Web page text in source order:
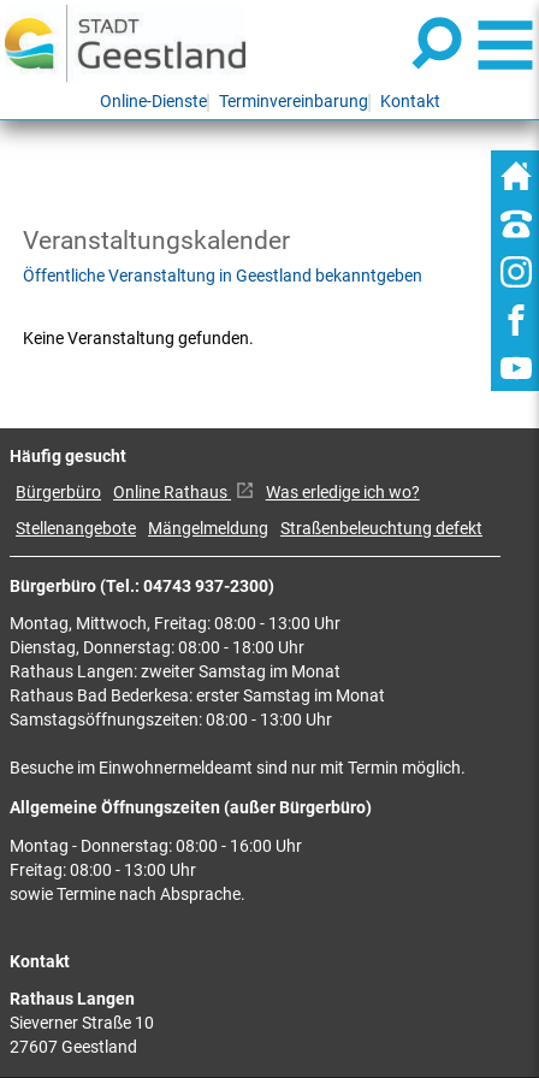
Online-Dienste Terminvereinbarung Kontakt
Veranstaltungskalender
Öffentliche Veranstaltung in Geestland bekanntgeben
Keine Veranstaltung gefunden.
Bürgerbüro (Tel.: 04743 937-2300)
Montag, Mittwoch, Freitag: 08:00 - 13:00 Uhr
Dienstag, Donnerstag: 08:00 - 18:00 Uhr
Rathaus Langen: zweiter Samstag im Monat
Rathaus Bad Bederkesa: erster Samstag im Monat
Samstagsöffnungszeiten: 08:00 - 13:00 Uhr
Besuche im Einwohnermeldeamt sind nur mit Termin möglich.
Allgemeine Öffnungszeiten (außer Bürgerbüro)
Montag - Donnerstag: 08:00 - 16:00 Uhr
Freitag: 08:00 - 13:00 Uhr
sowie Termine nach Absprache.
Kontakt
Rathaus Langen
Sieverner Straße 10
27607 Geestland
Häufig gesucht
Bürgerbüro Online Rathaus
Was erledige ich wo?
Stellenangebote
Mängelmeldung Straßenbeleuchtung defekt